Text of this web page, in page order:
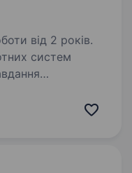
від 2 років.
систем